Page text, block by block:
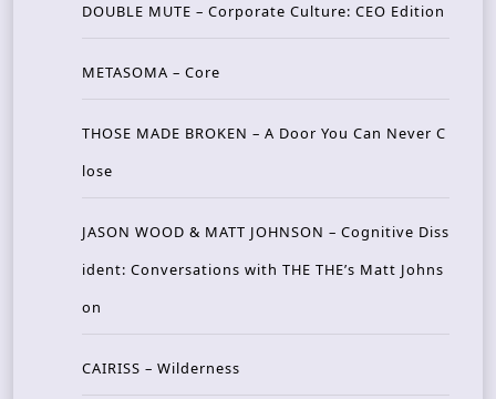
DOUBLE MUTE – Corporate Culture: CEO Edition
METASOMA – Core
THOSE MADE BROKEN – A Door You Can Never C
lose
JASON WOOD & MATT JOHNSON – Cognitive Diss
ident: Conversations with THE THE’s Matt Johns
on
CAIRISS – Wilderness